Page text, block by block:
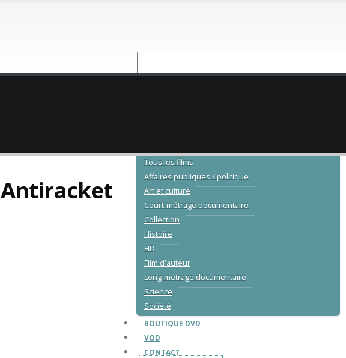
Tous les films
Affaires publiques / politique
Art et culture
Court-métrage documentaire
Collection
Histoire
HD
Film d'auteur
Long-métrage documentaire
Science
Société
BOUTIQUE DVD
VOD
CONTACT
Antiracket